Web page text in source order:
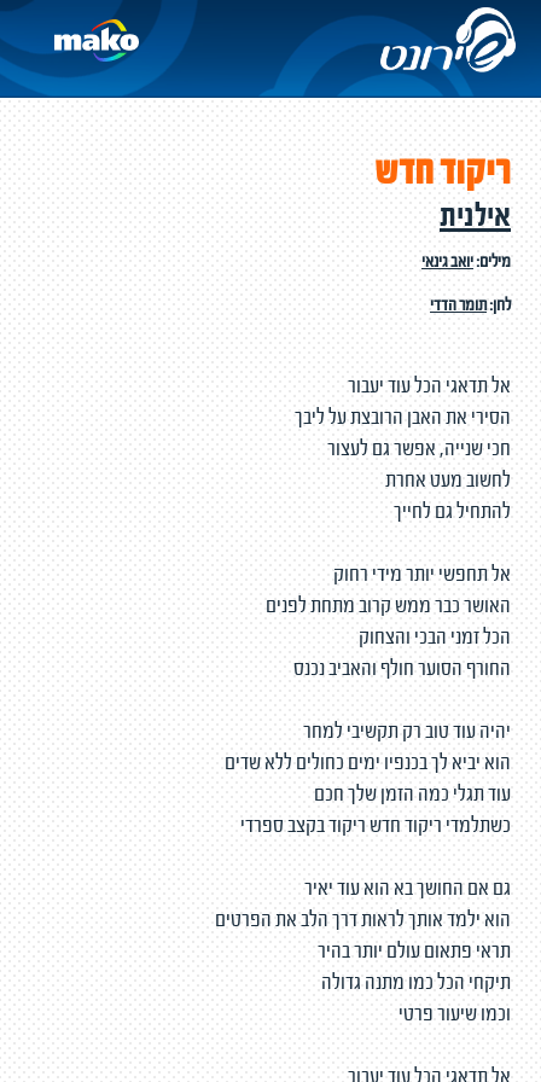
ריקוד חדש
אילנית
מילים:יואב גינאי
לחן:תומר הדדי
אל תדאגי הכל עוד יעבור
הסירי את האבן הרובצת על ליבך
חכי שנייה, אפשר גם לעצור
לחשוב מעט אחרת
להתחיל גם לחייך
אל תחפשי יותר מידי רחוק
האושר כבר ממש קרוב מתחת לפנים
הכל זמני הבכי והצחוק
החורף הסוער חולף והאביב נכנס
יהיה עוד טוב רק תקשיבי למחר
הוא יביא לך בכנפיו ימים כחולים ללא שדים
עוד תגלי כמה הזמן שלך חכם
כשתלמדי ריקוד חדש ריקוד בקצב ספרדי
גם אם החושך בא הוא עוד יאיר
הוא ילמד אותך לראות דרך הלב את הפרטים
תראי פתאום עולם יותר בהיר
תיקחי הכל כמו מתנה גדולה
וכמו שיעור פרטי